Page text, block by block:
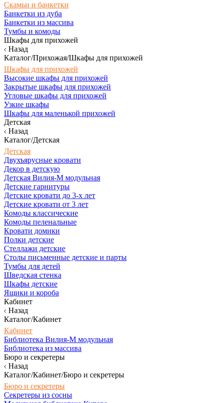
Скамьи и банкетки
Банкетки из дуба
Банкетки из массива
Тумбы и комоды
Шкафы для прихожей
Назад
Каталог/Прихожая/Шкафы для прихожей
Шкафы для прихожей
Высокие шкафы для прихожей
Закрытые шкафы для прихожей
Угловые шкафы для прихожей
Узкие шкафы
Шкафы для маленькой прихожей
Детская
Назад
Каталог/Детская
Детская
Двухъярусные кровати
Декор в детскую
Детская Вилия-М модульная
Детские гарнитуры
Детские кровати до 3-х лет
Детские кровати от 3 лет
Комоды классические
Комоды пеленальные
Кровати домики
Полки детские
Стеллажи детские
Столы письменные детские и парты
Тумбы для детей
Шведская стенка
Шкафы детские
Ящики и короба
Кабинет
Назад
Каталог/Кабинет
Кабинет
Библиотека Вилия-М модульная
Библиотека из массива
Бюро и секретеры
Назад
Каталог/Кабинет/Бюро и секретеры
Бюро и секретеры
Секретеры из сосны